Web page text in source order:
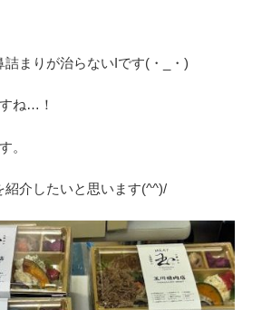
まりが治らないIです(・_・)
ね…！
。
紹介したいと思います(^^)/